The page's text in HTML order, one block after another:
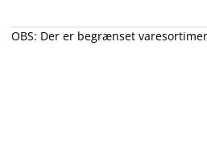
OBS: Der er begrænset